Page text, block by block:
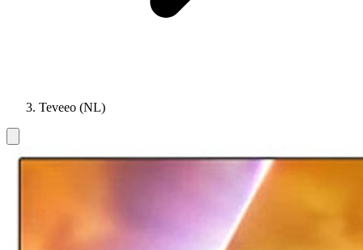
Teveeo (NL)